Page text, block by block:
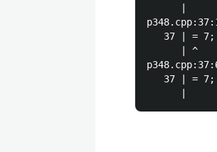
|
37 | = 7;
      | ^
37 | = 7;